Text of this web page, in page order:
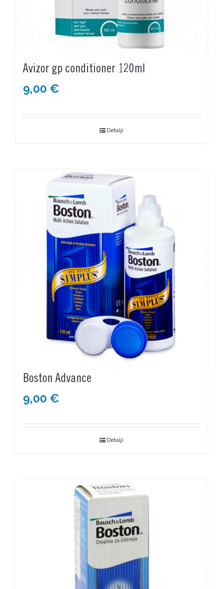
Avizor gp conditioner 120ml
9,00 €
Detalji
Boston Advance
9,00 €
Detalji